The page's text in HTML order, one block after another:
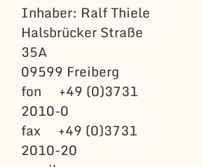
Inhaber: Ralf Thiele
Halsbrücker Straße
35A
09599 Freiberg
fon +49 (0)3731
2010-0
fax +49 (0)3731
2010-20